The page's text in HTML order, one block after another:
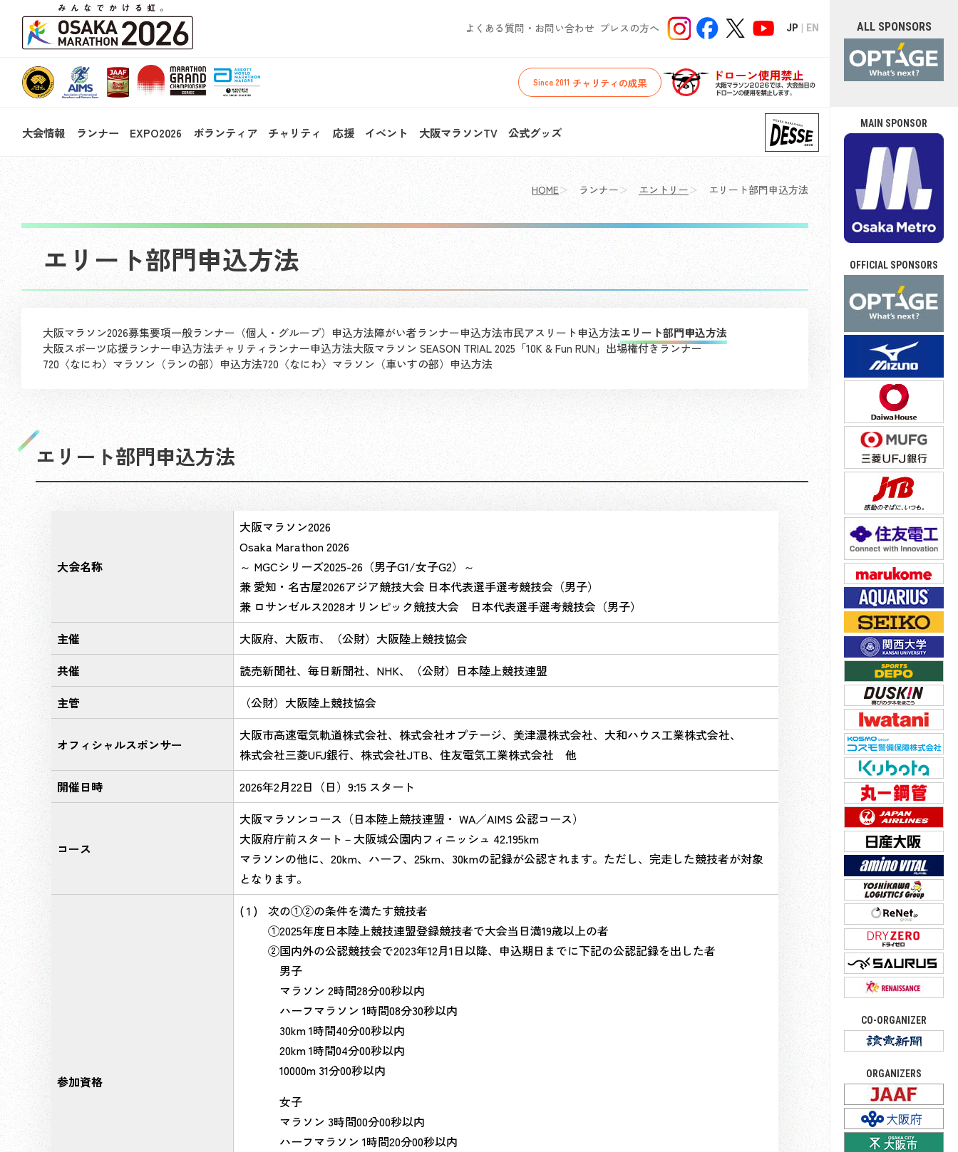
大会情報 ランナー EXPO2026 ボランティア チャリティ 応援 イベント 大阪マラソンTV 公式グッズ
よくある質問・お問い合わせ プレスの方へ JP EN
Since 2011 チャリティの成果
HOME ランナー エントリー エリート部門申込方法
エリート部門申込方法
大阪マラソン2026募集要項一般ランナー（個人・グループ）申込方法障がい者ランナー申込方法市民アスリート申込方法エリート部門申込方法
大阪スポーツ応援ランナー申込方法チャリティランナー申込方法大阪マラソン SEASON TRIAL 2025「10K & Fun RUN」出場権付きランナー
720〈なにわ〉マラソン（ランの部）申込方法720〈なにわ〉マラソン（車いすの部）申込方法
エリート部門申込方法
大会名称
大阪マラソン2026
Osaka Marathon 2026
～ MGCシリーズ2025-26（男子G1/女子G2）～
兼 愛知・名古屋2026アジア競技大会 日本代表選手選考競技会（男子）
兼 ロサンゼルス2028オリンピック競技大会 日本代表選手選考競技会（男子）
主催
大阪府、大阪市、（公財）大阪陸上競技協会
共催
読売新聞社、毎日新聞社、NHK、（公財）日本陸上競技連盟
主管
（公財）大阪陸上競技協会
オフィシャルスポンサー
大阪市高速電気軌道株式会社、 株式会社オプテージ、 美津濃株式会社、 大和ハウス工業株式会社、
株式会社三菱UFJ銀行、 株式会社JTB、 住友電気工業株式会社 他
開催日時
2026年2月22日（日）9:15 スタート
コース
大阪マラソンコース（日本陸上競技連盟・ WA／AIMS 公認コース）
大阪府庁前スタート－大阪城公園内フィニッシュ 42.195km
マラソンの他に、20km、ハーフ、25km、30kmの記録が公認されます。ただし、完走した競技者が対象
となります。
参加資格
次の①②の条件を満たす競技者
①2025年度日本陸上競技連盟登録競技者で大会当日満19歳以上の者
②国内外の公認競技会で2023年12月1日以降、申込期日までに下記の公認記録を出した者
男子
マラソン 2時間28分00秒以内
ハーフマラソン 1時間08分30秒以内
30km 1時間40分00秒以内
20km 1時間04分00秒以内
10000m 31分00秒以内
女子
マラソン 3時間00分00秒以内
ハーフマラソン 1時間20分00秒以内
ALL SPONSORS
MAIN SPONSOR
OFFICIAL SPONSORS
CO-ORGANIZER
ORGANIZERS